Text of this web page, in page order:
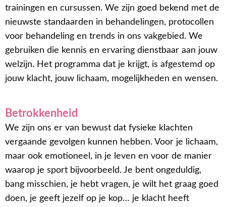
trainingen en cursussen. We zijn goed bekend met de
nieuwste standaarden in behandelingen, protocollen
voor behandeling en trends in ons vakgebied. We
gebruiken die kennis en ervaring dienstbaar aan jouw
welzijn. Het programma dat je krijgt, is afgestemd op
jouw klacht, jouw lichaam, mogelijkheden en wensen.
Betrokkenheid
We zijn ons er van bewust dat fysieke klachten
vergaande gevolgen kunnen hebben. Voor je lichaam,
maar ook emotioneel, in je leven en voor de manier
waarop je sport bijvoorbeeld. Je bent ongeduldig,
bang misschien, je hebt vragen, je wilt het graag goed
doen, je geeft jezelf op je kop… je klacht heeft